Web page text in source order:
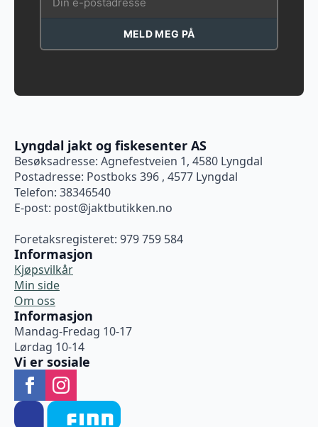
MELD MEG PÅ
Lyngdal jakt og fiskesenter AS
Besøksadresse: Agnefestveien 1, 4580 Lyngdal
Postadresse: Postboks 396 , 4577 Lyngdal
Telefon: 38346540
E-post: post@jaktbutikken.no
Foretaksregisteret: 979 759 584
Informasjon
Kjøpsvilkår
Min side
Om oss
Informasjon
Mandag-Fredag 10-17
Lørdag 10-14
Vi er sosiale